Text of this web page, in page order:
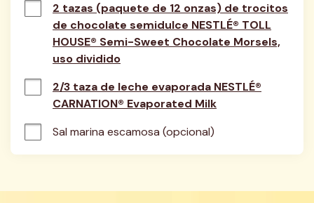
2 tazas (paquete de 12 onzas) de trocitos
de chocolate semidulce NESTLÉ® TOLL
HOUSE® Semi-Sweet Chocolate Morsels,
uso dividido
2/3 taza de leche evaporada NESTLÉ®
CARNATION® Evaporated Milk
Sal marina escamosa (opcional)